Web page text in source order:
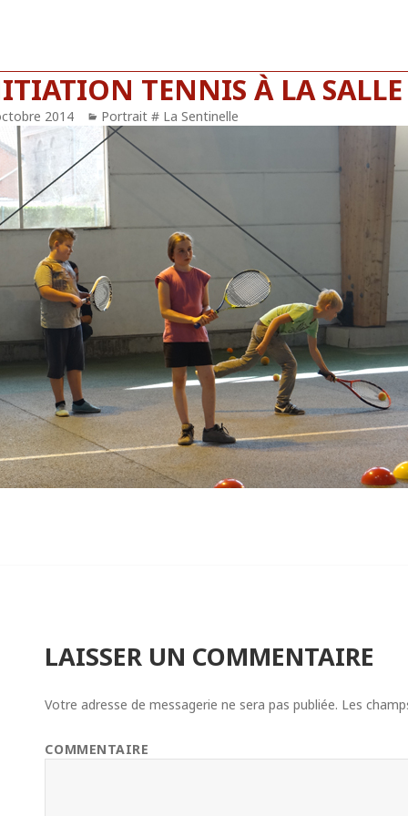
TENNIS À LA SALLE
2014 Catégories
Portrait # La Sentinelle
LAISSER UN COMMENTAIRE
Votre adresse de messagerie ne sera pas publiée. Les
COMMENTAIRE